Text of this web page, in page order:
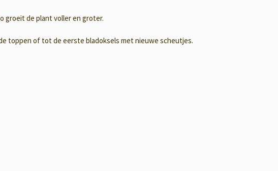
groeit de plant voller en groter.
toppen of tot de eerste bladoksels met nieuwe scheutjes.